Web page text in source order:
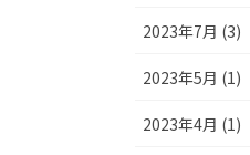
2023年7月 (3)
2023年5月 (1)
2023年4月 (1)